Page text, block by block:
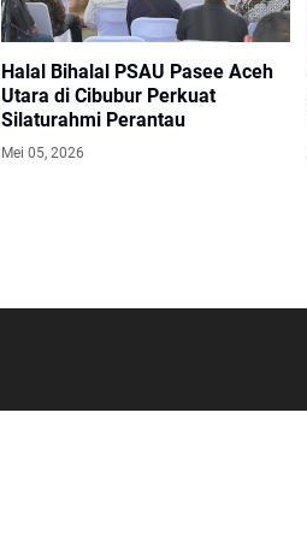
Halal Bihalal PSAU Pasee Aceh
Utara di Cibubur Perkuat
Silaturahmi Perantau
Mei 05, 2026